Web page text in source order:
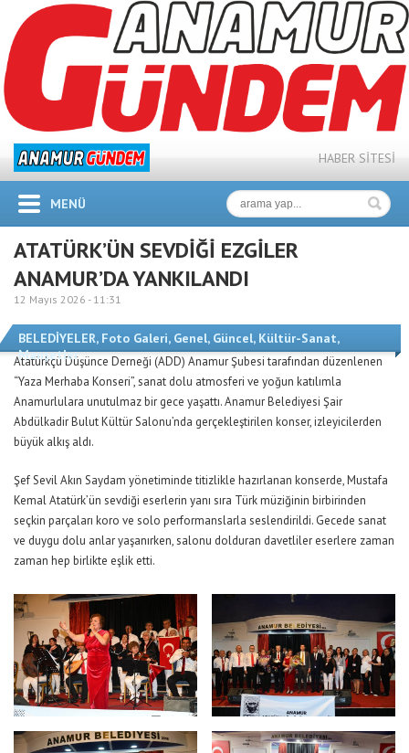
HABER SİTESİ
MENÜ
ATATÜRK’ÜN SEVDİĞİ EZGİLER
ANAMUR’DA YANKILANDI
12 Mayıs 2026 - 11:31
BELEDİYELER, Foto Galeri, Genel, Güncel, Kültür-Sanat,
Manşetler
Atatürkçü Düşünce Derneği (ADD) Anamur Şubesi tarafından düzenlenen
“Yaza Merhaba Konseri”, sanat dolu atmosferi ve yoğun katılımla
Anamurlulara unutulmaz bir gece yaşattı. Anamur Belediyesi Şair
Abdülkadir Bulut Kültür Salonu’nda gerçekleştirilen konser, izleyicilerden
büyük alkış aldı.
Şef Sevil Akın Saydam yönetiminde titizlikle hazırlanan konserde, Mustafa
Kemal Atatürk’ün sevdiği eserlerin yanı sıra Türk müziğinin birbirinden
seçkin parçaları koro ve solo performanslarla seslendirildi. Gecede sanat
ve duygu dolu anlar yaşanırken, salonu dolduran davetliler eserlere zaman
zaman hep birlikte eşlik etti.